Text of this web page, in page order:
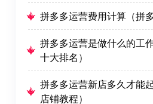
拼多多运营费用计算（拼
拼多多运营是做什么的工
十大排名）
拼多多运营新店多久才能
店铺教程）